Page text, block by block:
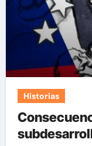
Historias